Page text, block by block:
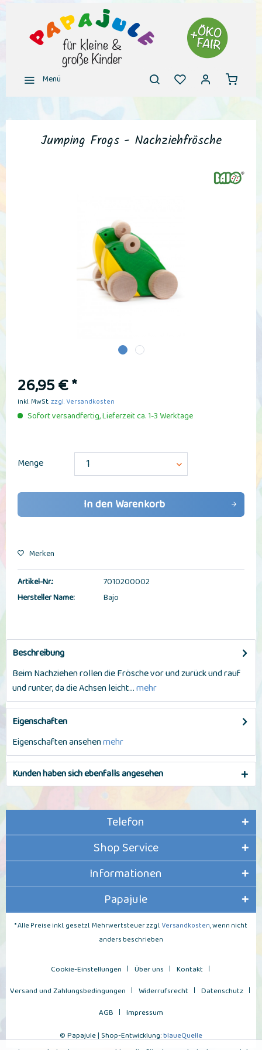
Menü
Jumping Frogs - Nachziehfrösche
26,95 € *
inkl. MwSt.zzgl. Versandkosten
Sofort versandfertig, Lieferzeit ca. 1-3 Werktage
Menge
In den Warenkorb
Merken
Artikel-Nr.:
7010200002
Hersteller Name:
Bajo
Beschreibung
Beim Nachziehen rollen die Frösche vor und zurück und rauf
und runter, da die Achsen leicht...mehr
Eigenschaften
Eigenschaften ansehenmehr
Kunden haben sich ebenfalls angesehen
Telefon
Shop Service
Informationen
Papajule
* Alle Preise inkl. gesetzl. Mehrwertsteuer zzgl. Versandkosten, wenn nicht
anders beschrieben
Cookie-Einstellungen Über uns
Kontakt
Versand und Zahlungsbedingungen
Widerrufsrecht
Datenschutz
AGB
Impressum
© Papajule | Shop-Entwicklung:blaueQuelle